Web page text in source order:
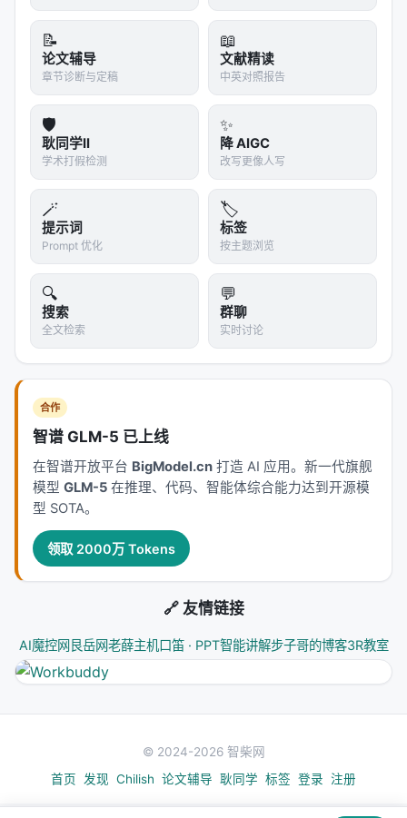
📝
论文辅导
章节诊断与定稿
📖
文献精读
中英对照报告
🛡️
耿同学II
学术打假检测
✨
降 AIGC
改写更像人写
🪄
提示词
Prompt 优化
🏷️
标签
按主题浏览
🔍
搜索
全文检索
💬
群聊
实时讨论
合作
智谱 GLM-5 已上线
在智谱开放平台 BigModel.cn 打造 AI 应用。新一代旗舰
模型 GLM-5 在推理、代码、智能体综合能力达到开源模
型 SOTA。
领取 2000万 Tokens
🔗 友情链接
AI魔控网 艮岳网老薛主机口笛 · PPT智能讲解步子哥的博客3R教室
© 2024-2026 智柴网
首页
发现 Chilish 论文辅导 耿同学 标签 登录 注册